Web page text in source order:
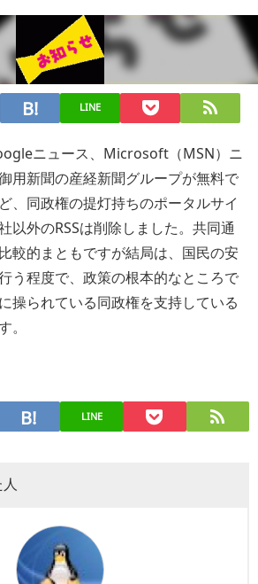
LINE
ニュース、Microsoft（MSN）ニ
用新聞の産経新聞グループが無料で
、同政権の提灯持ちのポータルサイ
以外のRSSは削除しました。共同通
較的まともですが結局は、国民の安
う程度で、政策の根本的なところで
操られている同政権を支持している
。
LINE